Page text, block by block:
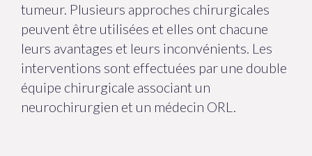
tumeur. Plusieurs approches chirurgicales
peuvent être utilisées et elles ont chacune
leurs avantages et leurs inconvénients. Les
interventions sont effectuées par une double
équipe chirurgicale associant un
neurochirurgien et un médecin ORL.